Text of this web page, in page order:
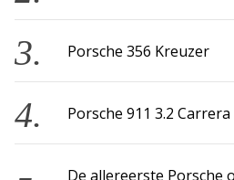
Porsche 356 Kreuzer
Porsche 911 3.2
De allereerste Porsche